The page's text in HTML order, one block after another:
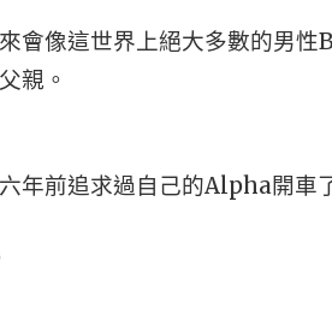
像這世界上絕大多數的男性
親。
前追求過自己的Alpha開車